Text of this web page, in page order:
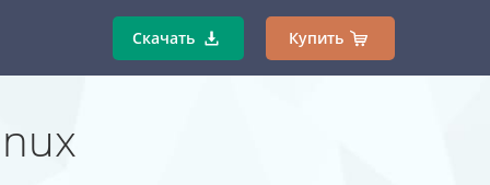
Скачать Купить